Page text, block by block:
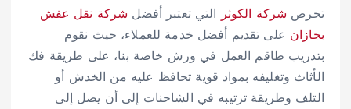
تحرص شركة الكوثر التي تعتبر أفضل شركة نقل عفش
بجازان على تقديم أفضل خدمة للعملاء، حيث نقوم
بتدريب طاقم العمل في ورش خاصة بنا، على طريقة فك
الأثاث وتغليفه بمواد قوية تحافظ عليه من الخدش أو
التلف وطريقة ترتيبه في الشاحنات إلى أن يصل إلى